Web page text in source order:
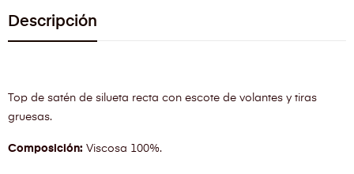
Descripción
Top de satén de silueta recta con escote de volantes y tiras
gruesas.
Composición: Viscosa 100%.